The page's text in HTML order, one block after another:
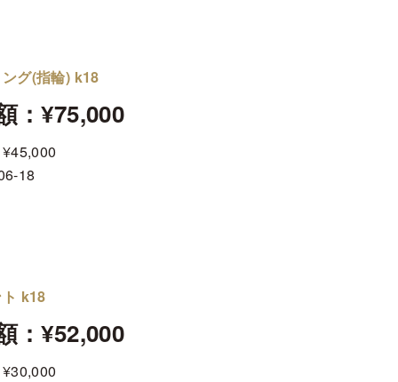
グ(指輪) k18
：¥75,000
18
k18
：¥52,000